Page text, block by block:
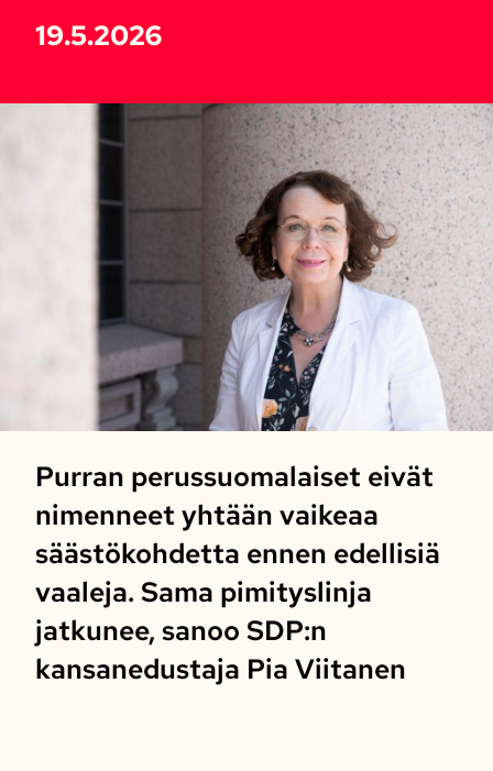
19.5.2026
Purran perussuomalaiset eivät
nimenneet yhtään vaikeaa
säästökohdetta ennen edellisiä
vaaleja. Sama pimityslinja
jatkunee, sanoo SDP:n
kansanedustaja Pia Viitanen